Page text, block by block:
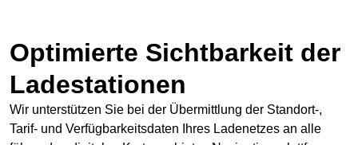
Optimierte Sichtbarkeit der
Ladestationen
Wir unterstützen Sie bei der Übermittlung der Standort-,
Tarif- und Verfügbarkeitsdaten Ihres Ladenetzes an alle